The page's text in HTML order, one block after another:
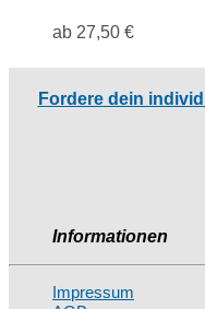
ab 27,50 €
Fordere dein
Informationen
Impressum